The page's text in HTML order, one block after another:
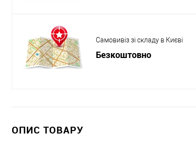
Самовивіз зі складу в Києві
Безкоштовно
ОПИС ТОВАРУ